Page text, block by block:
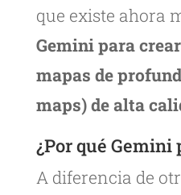
que existe ahora
Gemini para crear
mapas de
maps) de alta
¿Por qué Gemini
A diferencia de